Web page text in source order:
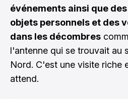
événements ainsi que
objets personnels et des
dans les décombres
l'antenne qui se trouvait au
Nord. C'est une visite riche
attend.